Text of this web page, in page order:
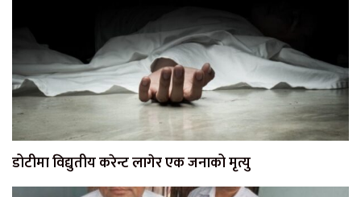
डोटीमा विद्युतीय करेन्ट लागेर एक जनाको मृत्यु